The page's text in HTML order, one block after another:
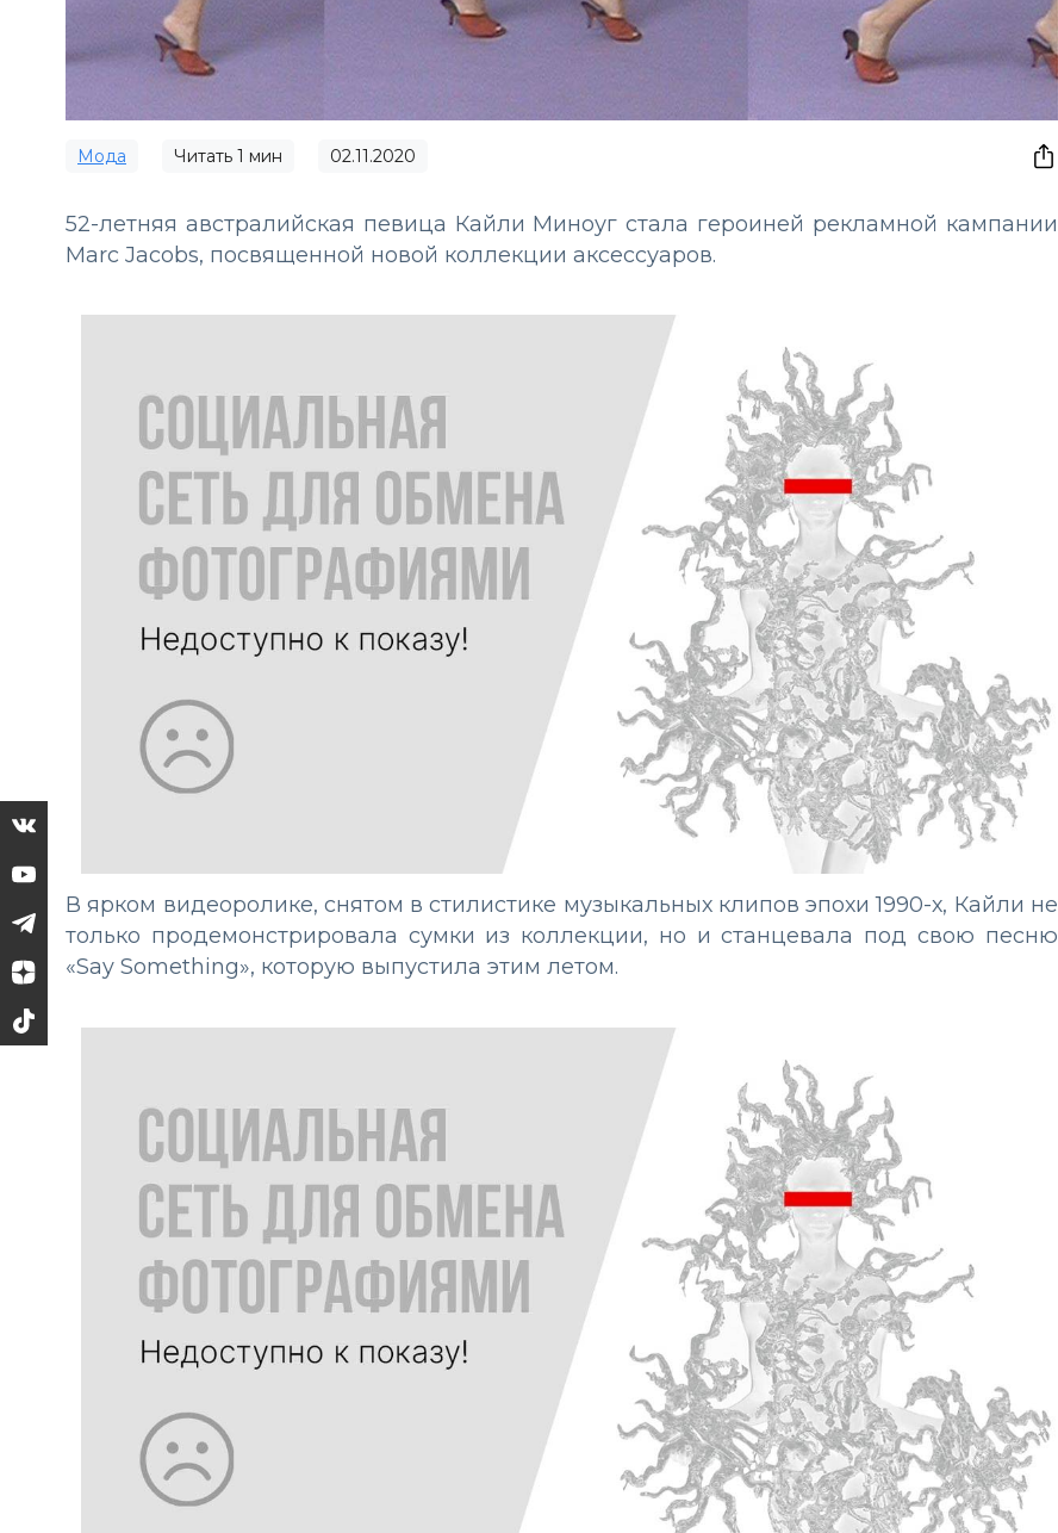
Мода Читать 1 мин 02.11.2020
52-летняя австралийская певица Кайли Миноуг стала героиней рекламной кампании
Marc Jacobs, посвященной новой коллекции аксессуаров.
В ярком видеоролике, снятом в стилистике музыкальных клипов эпохи 1990-х, Кайли не
только продемонстрировала сумки из коллекции, но и станцевала под свою песню
«Say Something», которую выпустила этим летом.